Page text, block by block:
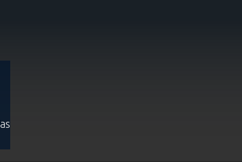
móvil que publica en línea los
las gasolineras del país